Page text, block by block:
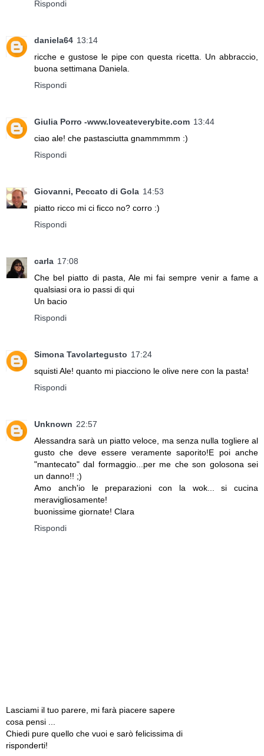
Rispondi
daniela64 13:14
ricche e gustose le pipe con questa ricetta. Un abbraccio,
buona settimana Daniela.
Rispondi
Giulia Porro -www.loveateverybite.com 13:44
ciao ale! che pastasciutta gnammmmm :)
Rispondi
Giovanni, Peccato di Gola 14:53
piatto ricco mi ci ficco no? corro :)
Rispondi
carla 17:08
Che bel piatto di pasta, Ale mi fai sempre venir a fame a
qualsiasi ora io passi di qui
Un bacio
Rispondi
Simona Tavolartegusto 17:24
squisti Ale! quanto mi piacciono le olive nere con la pasta!
Rispondi
Unknown 22:57
Alessandra sarà un piatto veloce, ma senza nulla togliere al
gusto che deve essere veramente saporito!E poi anche
"mantecato" dal formaggio...per me che son golosona sei
un danno!! ;)
Amo anch'io le preparazioni con la wok... si cucina
meravigliosamente!
buonissime giornate! Clara
Rispondi
Lasciami il tuo parere, mi farà piacere sapere
cosa pensi ...
Chiedi pure quello che vuoi e sarò felicissima di
risponderti!